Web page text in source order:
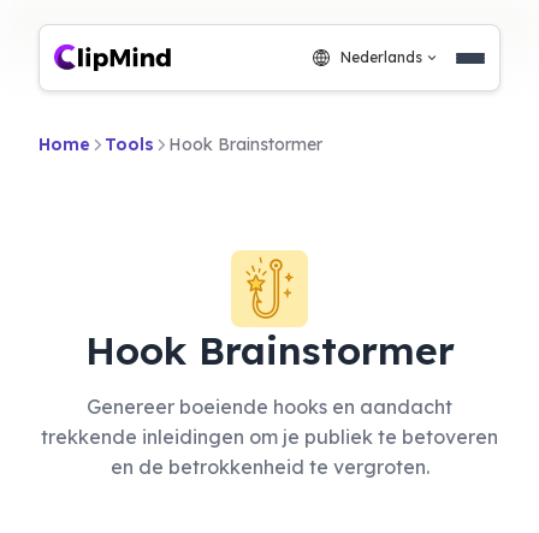
Nederlands
Home Tools Hook Brainstormer
Hook Brainstormer
Genereer boeiende hooks en aandacht
trekkende inleidingen om je publiek te betoveren
en de betrokkenheid te vergroten.